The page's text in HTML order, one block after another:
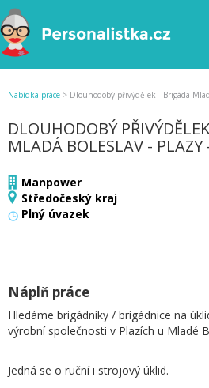
Nabídka práce > Dlouhodobý přivýdělek - Brigáda
DLOUHODOBÝ
MLADÁ BOLESLAV - PLAZY
Manpower
Středočeský kraj
Plný úvazek
Náplň práce
Hledáme brigádníky / brigádnice na
výrobní společnosti v Plazích u Mladé
Jedná se o ruční i strojový úklid.